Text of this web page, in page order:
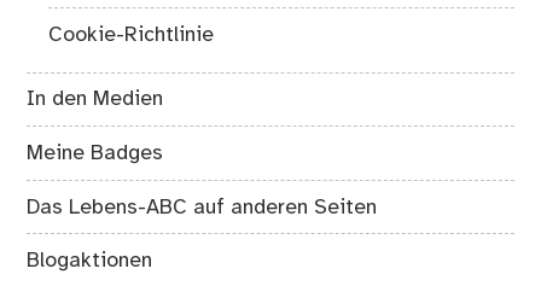
Cookie-Richtlinie
In den Medien
Meine Badges
Das Lebens-ABC auf anderen Seiten
Blogaktionen